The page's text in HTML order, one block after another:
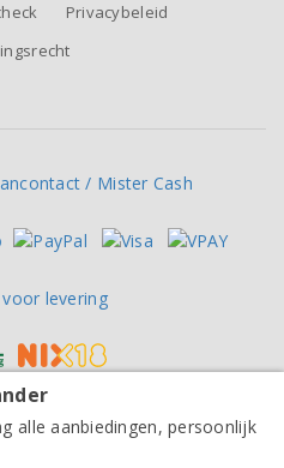
46cl (set van 6 voor €
Privacybeleid
eventuele verzendkosten.
alle aanbiedingen, persoonlijk